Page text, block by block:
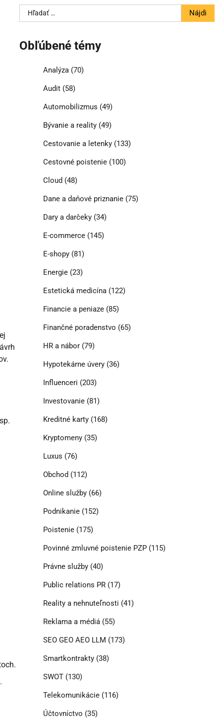
Hľadať:
Obľúbené témy
Analýza(70)
Audit(58)
Automobilizmus (49)
Bývanie a reality(49)
Cestovanie a letenky(133)
Cestovné poistenie(100)
Cloud (48)
Dane a daňové priznanie(75)
Dary a darčeky(34)
E-commerce(145)
E-shopy(81)
Energie(23)
Estetická medicína(122)
Financie a peniaze(85)
Finančné poradenstvo (65)
HR a nábor(79)
Hypotekárne úvery(36)
Influenceri (203)
Investovanie(81)
Kreditné karty(168)
Kryptomeny(35)
Luxus (76)
Obchod (112)
Online služby(66)
Podnikanie(152)
Poistenie(175)
Povinné zmluvné poistenie PZP(115)
Právne služby(40)
Public relations PR(17)
Reality a nehnuteľnosti (41)
Reklama a médiá(55)
SEO GEO AEO LLM (173)
Smartkontrakty(38)
SWOT(130)
Telekomunikácie(116)
Účtovníctvo (35)